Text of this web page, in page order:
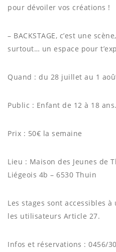
pour dévoiler vos créations !
– BACKSTAGE, c’est une
surtout… un espace pour
Quand : du 28 juillet au 1
Public : Enfant de 12 à 18
Prix : 50€ la semaine
Lieu : Maison des Jeunes de
Liégeois 4b – 6530 Thuin
Les stages sont accessibles
les utilisateurs Article 27.
Infos et réservations : 0456/